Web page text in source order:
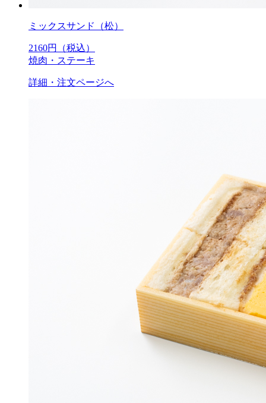
ミックスサンド（松）
2160円（税込）
焼肉・ステーキ
詳細・注文ページへ